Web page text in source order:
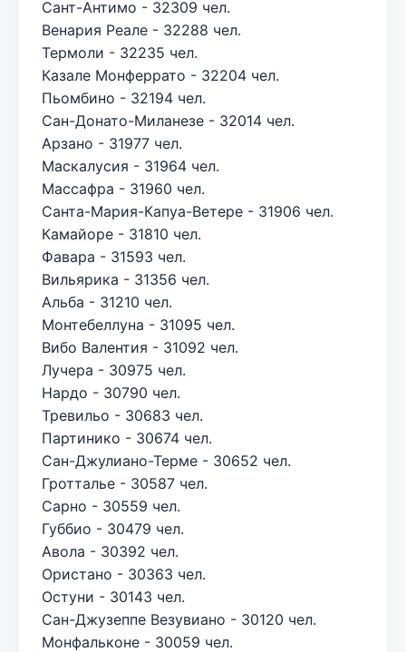
Сант-Антимо - 32309 чел.
Венария Реале - 32288 чел.
Термоли - 32235 чел.
Казале Монферрато - 32204 чел.
Пьомбино - 32194 чел.
Сан-Донато-Миланезе - 32014 чел.
Арзано - 31977 чел.
Маскалусия - 31964 чел.
Массафра - 31960 чел.
Санта-Мария-Капуа-Ветере - 31906 чел.
Камайоре - 31810 чел.
Фавара - 31593 чел.
Вильярика - 31356 чел.
Альба - 31210 чел.
Монтебеллуна - 31095 чел.
Вибо Валентия - 31092 чел.
Лучера - 30975 чел.
Нардо - 30790 чел.
Тревильо - 30683 чел.
Партинико - 30674 чел.
Сан-Джулиано-Терме - 30652 чел.
Гротталье - 30587 чел.
Сарно - 30559 чел.
Губбио - 30479 чел.
Авола - 30392 чел.
Ористано - 30363 чел.
Остуни - 30143 чел.
Сан-Джузеппе Везувиано - 30120 чел.
Монфальконе - 30059 чел.